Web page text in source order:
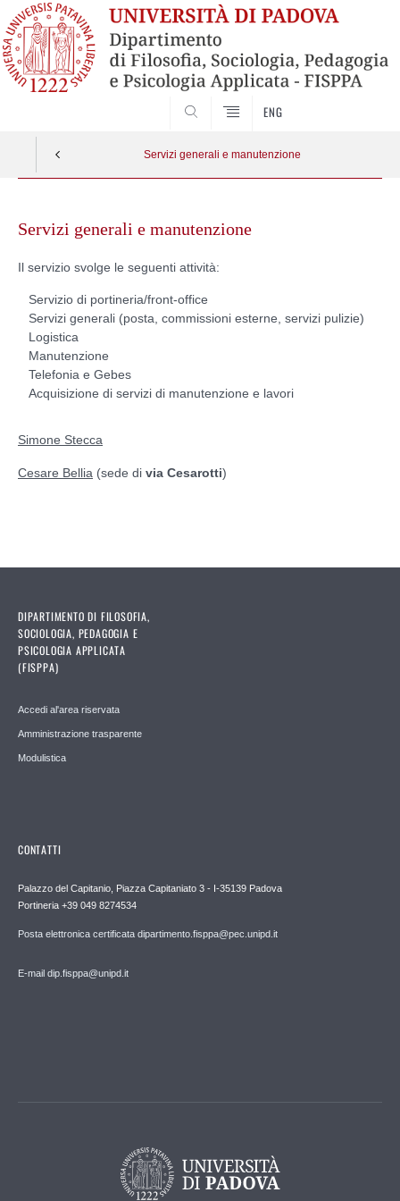
ENG
Servizi generali e manutenzione
contentServizi generali e manutenzione
Il servizio svolge le seguenti attività:
Servizio di portineria/front-office
Servizi generali (posta, commissioni esterne, servizi pulizie)
Logistica
Manutenzione
Telefonia e Gebes
Acquisizione di servizi di manutenzione e lavori
Simone Stecca
Cesare Bellia (sede di via Cesarotti)
DIPARTIMENTO DI FILOSOFIA,
SOCIOLOGIA, PEDAGOGIA E
PSICOLOGIA APPLICATA
(FISPPA)
Accedi al'area riservata
Amministrazione trasparente
Modulistica
CONTATTI
Palazzo del Capitanio, Piazza Capitaniato 3 - I-35139 Padova
Portineria +39 049 8274534
Posta elettronica certificata dipartimento.fisppa@pec.unipd.it
E-mail dip.fisppa@unipd.it